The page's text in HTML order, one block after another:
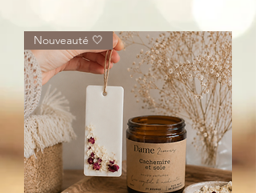
Nouveauté 🤍